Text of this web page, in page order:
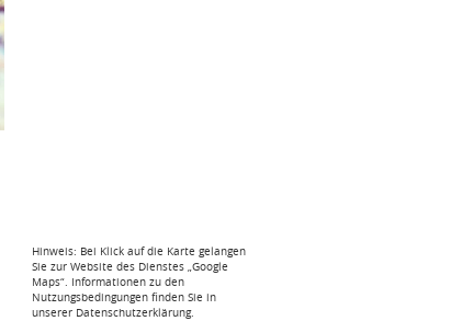
Hinweis: Bei Klick auf die Karte gelangen
Sie zur Website des Dienstes „Google
Maps“. Informationen zu den
Nutzungsbedingungen finden Sie in
unserer Datenschutzerklärung.